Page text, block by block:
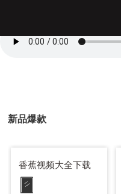
新品爆款
香蕉视频大全下载